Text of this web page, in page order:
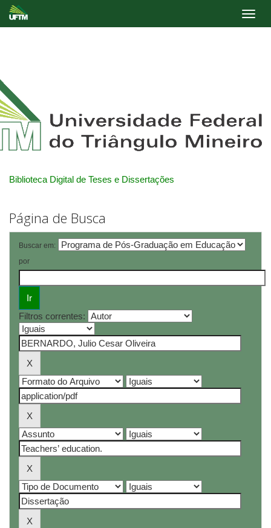
Biblioteca Digital de Teses e Dissertações
Página de Busca
Buscar em:
por
Filtros correntes: